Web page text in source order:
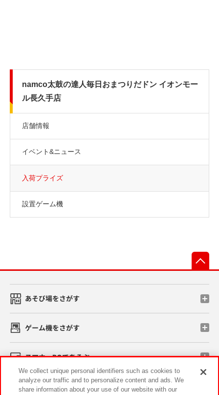
namco太鼓の達人毎日おまつりだドン イオンモー
ル長久手店
店舗情報
イベント&ニュース
入荷プライズ
設置ゲーム機
あそび場をさがす
ゲーム機をさがす
スマホ・PCであそぶ
イベント・キャンペーン
We collect unique personal identifiers such as cookies to
analyze our traffic and to personalize content and ads. We
share information about your use of our website with our